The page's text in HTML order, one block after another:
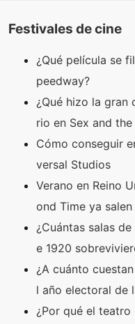
Festivales de cine
¿Qué película se
peedway?
¿Qué hizo la gran
rio en Sex and
Cómo conseguir
versal Studios
Verano en Reino
ond Time ya
¿Cuántas salas
e 1920
¿A cuánto
l año electoral de
¿Por qué el teatro